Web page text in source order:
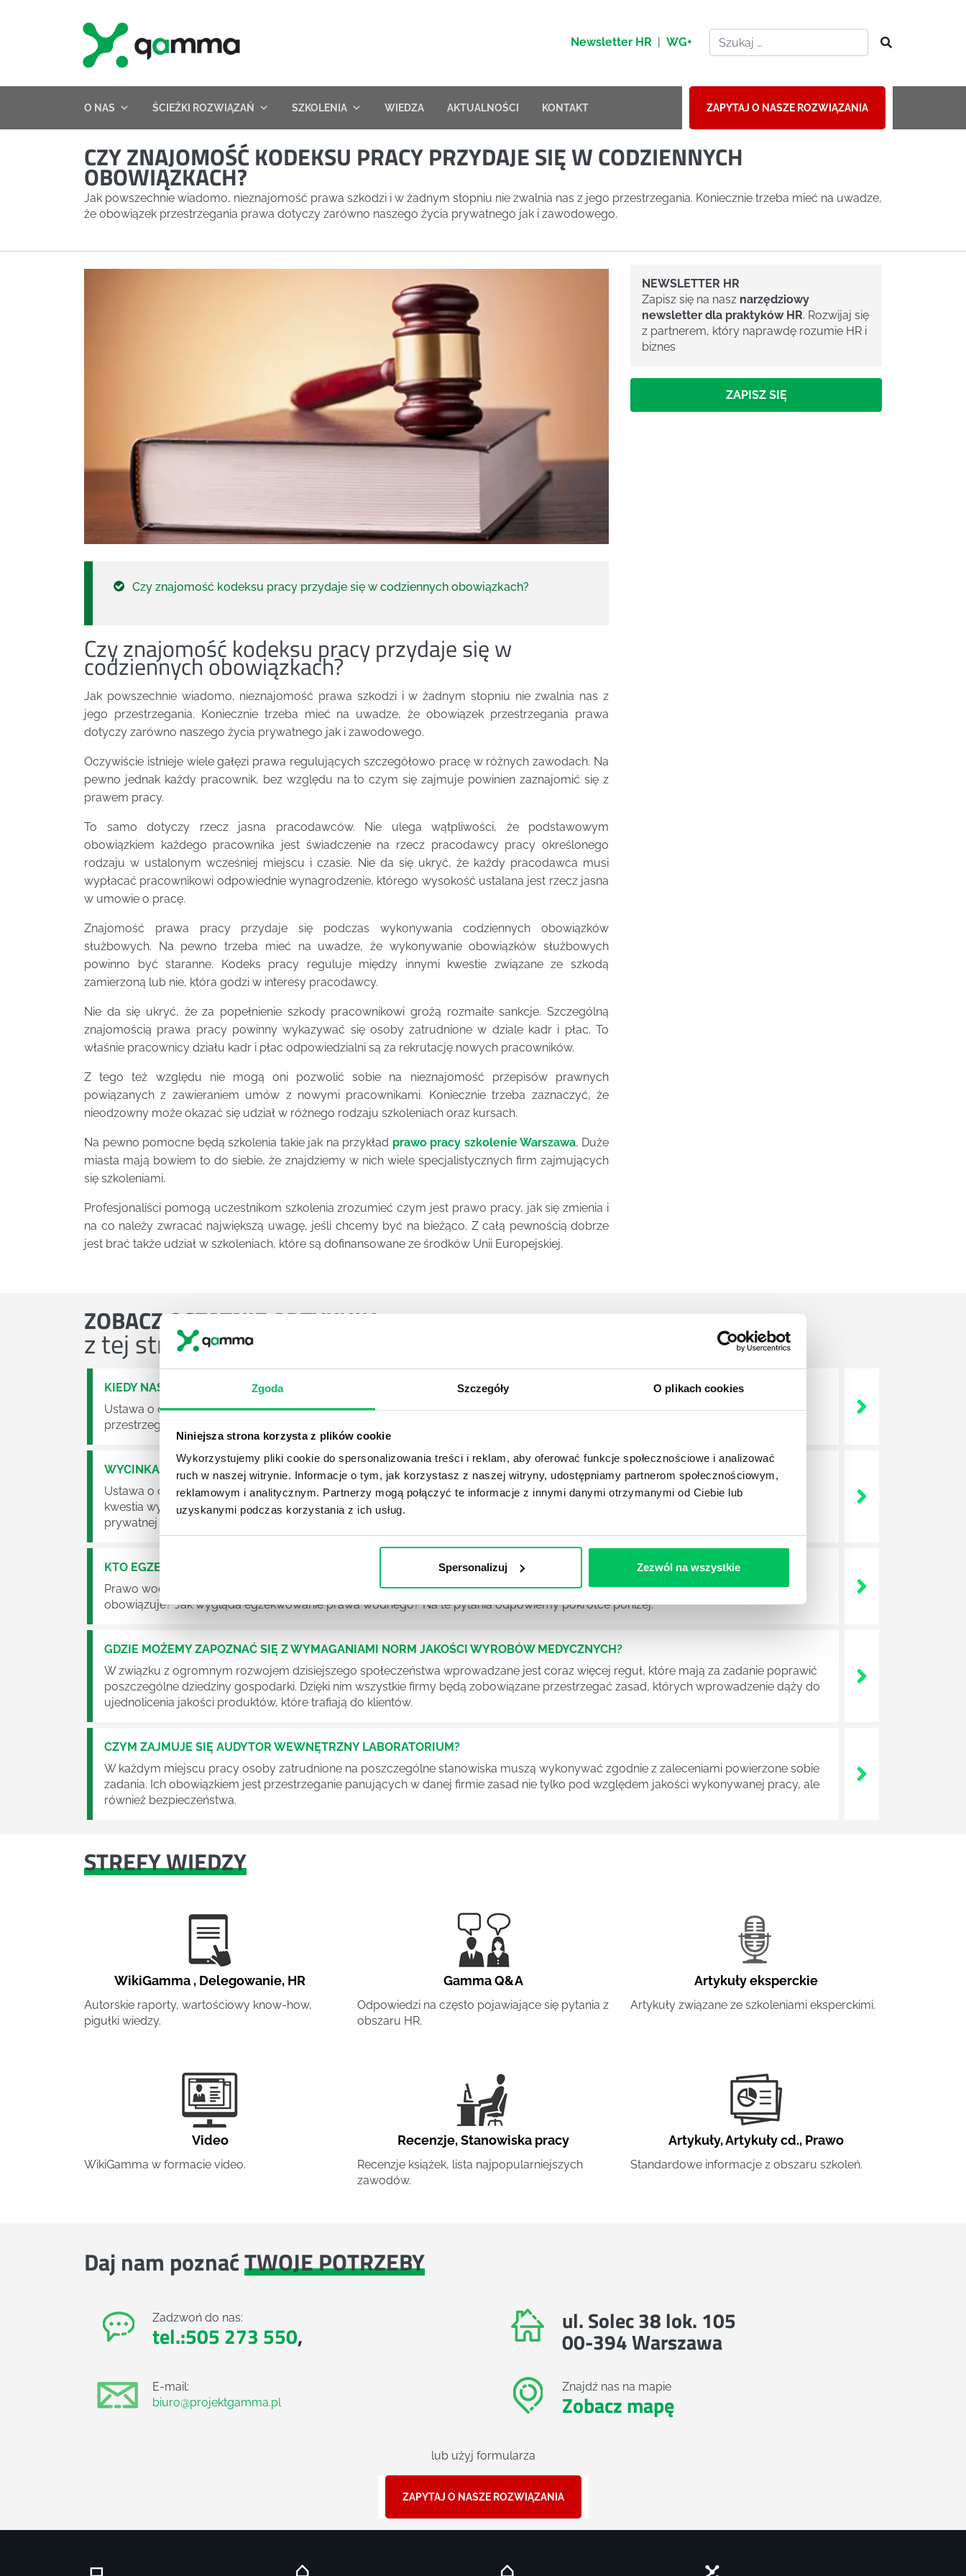
Zgoda Szczegóły O plikach cookies
Niniejsza strona korzysta z plików cookie
Wykorzystujemy pliki cookie do spersonalizowania treści i reklam, aby oferować funkcje społecznościowe i analizować
ruch w naszej witrynie. Informacje o tym, jak korzystasz z naszej witryny, udostępniamy partnerom społecznościowym,
reklamowym i analitycznym. Partnerzy mogą połączyć te informacje z innymi danymi otrzymanymi od Ciebie lub
uzyskanymi podczas korzystania z ich usług.
Spersonalizuj Zezwól na wszystkie
Newsletter HR | WG+
O NAS ŚCIEŻKI ROZWIĄZAŃ SZKOLENIA WIEDZA AKTUALNOŚCI KONTAKT ZAPYTAJ O NASZE ROZWIĄZANIA
CZY ZNAJOMOŚĆ KODEKSU PRACY PRZYDAJE SIĘ W CODZIENNYCH
OBOWIĄZKACH?
Jak powszechnie wiadomo, nieznajomość prawa szkodzi i w żadnym stopniu nie zwalnia nas z jego przestrzegania. Koniecznie trzeba mieć na uwadze,
że obowiązek przestrzegania prawa dotyczy zarówno naszego życia prywatnego jak i zawodowego.
Czy znajomość kodeksu pracy przydaje się w codziennych obowiązkach?
Czy znajomość kodeksu pracy przydaje się w
codziennych obowiązkach?
Jak powszechnie wiadomo, nieznajomość prawa szkodzi i w żadnym stopniu nie zwalnia nas z
jego przestrzegania. Koniecznie trzeba mieć na uwadze, że obowiązek przestrzegania prawa
dotyczy zarówno naszego życia prywatnego jak i zawodowego.
Oczywiście istnieje wiele gałęzi prawa regulujących szczegółowo pracę w różnych zawodach. Na
pewno jednak każdy pracownik, bez względu na to czym się zajmuje powinien zaznajomić się z
prawem pracy.
To samo dotyczy rzecz jasna pracodawców. Nie ulega wątpliwości, że podstawowym
obowiązkiem każdego pracownika jest świadczenie na rzecz pracodawcy pracy określonego
rodzaju w ustalonym wcześniej miejscu i czasie. Nie da się ukryć, że każdy pracodawca musi
wypłacać pracownikowi odpowiednie wynagrodzenie, którego wysokość ustalana jest rzecz jasna
w umowie o pracę.
Znajomość prawa pracy przydaje się podczas wykonywania codziennych obowiązków
służbowych. Na pewno trzeba mieć na uwadze, że wykonywanie obowiązków służbowych
powinno być staranne. Kodeks pracy reguluje między innymi kwestie związane ze szkodą
zamierzoną lub nie, która godzi w interesy pracodawcy.
Nie da się ukryć, że za popełnienie szkody pracownikowi grożą rozmaite sankcje. Szczególną
znajomością prawa pracy powinny wykazywać się osoby zatrudnione w dziale kadr i płac. To
właśnie pracownicy działu kadr i płac odpowiedzialni są za rekrutację nowych pracowników.
Z tego też względu nie mogą oni pozwolić sobie na nieznajomość przepisów prawnych
powiązanych z zawieraniem umów z nowymi pracownikami. Koniecznie trzeba zaznaczyć, że
nieodzowny może okazać się udział w różnego rodzaju szkoleniach oraz kursach.
Na pewno pomocne będą szkolenia takie jak na przykład prawo pracy szkolenie Warszawa. Duże
miasta mają bowiem to do siebie, że znajdziemy w nich wiele specjalistycznych firm zajmujących
się szkoleniami.
Profesjonaliści pomogą uczestnikom szkolenia zrozumieć czym jest prawo pracy, jak się zmienia i
na co należy zwracać największą uwagę, jeśli chcemy być na bieżąco. Z całą pewnością dobrze
jest brać także udział w szkoleniach, które są dofinansowane ze środków Unii Europejskiej.
NEWSLETTER HR
Zapisz się na nasz narzędziowy
newsletter dla praktyków HR. Rozwijaj się
z partnerem, który naprawdę rozumie HR i
biznes
ZAPISZ SIĘ
ZOBACZ OSTATNIE ARTYKUŁY
z tej strefy wiedzy
KIEDY NASTĄPI ZMIANA USTAWY O ODPADACH?
Ustawa o odpadach jest dość istotną ustawą dla każdej firmy. Kiedy dokładnie nowe przepisy wejdą w życie? Od kiedy ich
przestrzeganie będzie już normalnie egzekwowane? Z czym trzeba się tutaj na pewno liczyć?
WYCINKA DRZEW A USTAWA O OCHRONIE ŚRODOWISKA - CO WARTO WIEDZIEĆ?
Ustawa o ochronie środowiska obowiązuje każdego z nas – bez wyjątku. Warto podkreślić, że określona jest w niej także dokładnie
kwestia wycinki drzew. Czy taka wycinka drzew musi być gdziekolwiek zgłaszana? Jak to w zasadzie dokładniej wygląda? Czy z
prywatnej posesji można wyciąć cokolwiek?
KTO EGZEKWUJE PRAWO WODNE?
Prawo wodne to dość skomplikowane prawo w ustawodawstwie polskim. Na czym dokładniej ono polega? Kogo w zasadzie
obowiązuje? Jak wygląda egzekwowanie prawa wodnego? Na te pytania odpowiemy pokrótce poniżej.
GDZIE MOŻEMY ZAPOZNAĆ SIĘ Z WYMAGANIAMI NORM JAKOŚCI WYROBÓW MEDYCZNYCH?
W związku z ogromnym rozwojem dzisiejszego społeczeństwa wprowadzane jest coraz więcej reguł, które mają za zadanie poprawić
poszczególne dziedziny gospodarki. Dzięki nim wszystkie firmy będą zobowiązane przestrzegać zasad, których wprowadzenie dąży do
ujednolicenia jakości produktów, które trafiają do klientów.
CZYM ZAJMUJE SIĘ AUDYTOR WEWNĘTRZNY LABORATORIUM?
W każdym miejscu pracy osoby zatrudnione na poszczególne stanowiska muszą wykonywać zgodnie z zaleceniami powierzone sobie
zadania. Ich obowiązkiem jest przestrzeganie panujących w danej firmie zasad nie tylko pod względem jakości wykonywanej pracy, ale
również bezpieczeństwa.
STREFY WIEDZY
WikiGamma , Delegowanie, HR
Autorskie raporty, wartościowy know-how,
pigułki wiedzy.
Gamma Q&A
Odpowiedzi na często pojawiające się pytania z
obszaru HR.
Artykuły eksperckie
Artykuły związane ze szkoleniami eksperckimi.
Video
WikiGamma w formacie video.
Recenzje,Stanowiska pracy
Recenzje książek, lista najpopularniejszych
zawodów.
Artykuły,Artykuły cd., Prawo
Standardowe informacje z obszaru szkoleń.
Daj nam poznaćTWOJE POTRZEBY
Zadzwoń do nas:
tel.:505 273 550,
E-mail:
biuro@projektgamma.pl
ul. Solec 38 lok. 105
00-394 Warszawa
Znajdź nas na mapie
Zobacz mapę
lub użyj formularza
ZAPYTAJ O NASZE ROZWIĄZANIA